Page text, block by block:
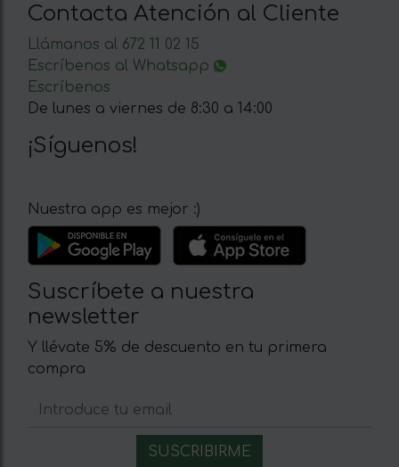
Contacta Atención al Cliente
Llámanos al 672 11 02 15
Escríbenos al Whatsapp
Escríbenos
De lunes a viernes de 8:30 a 14:00
¡Síguenos!
Nuestra app es mejor :)
Suscríbete a nuestra
newsletter
Y llévate 5% de descuento en tu primera
compra